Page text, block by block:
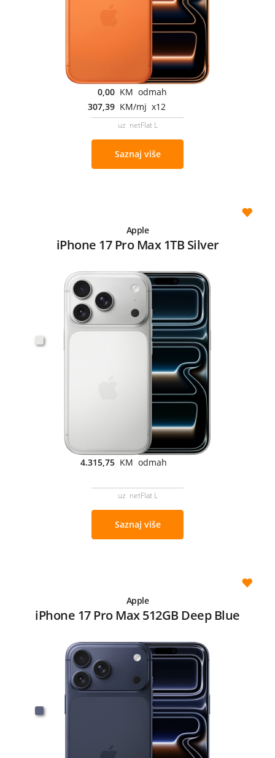
0,00 KM odmah
307,39 KM/mj x12
uz netFlat L
Saznaj više
Apple
iPhone 17 Pro Max 1TB Silver
4.315,75 KM odmah
uz netFlat L
Saznaj više
Apple
iPhone 17 Pro Max 512GB Deep Blue